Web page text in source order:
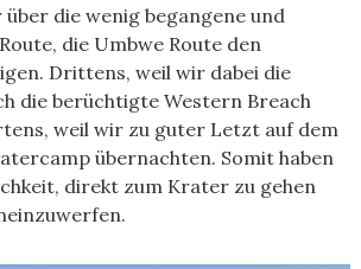
die wenig begangene und
die Umbwe Route den
Drittens, weil wir dabei die
die berüchtigte Western Breach
weil wir zu guter Letzt auf dem
übernachten. Somit haben
direkt zum Krater zu gehen